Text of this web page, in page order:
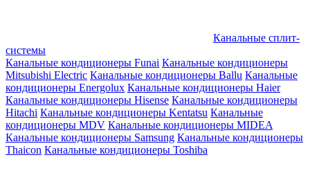
Канальные сплит-
системы
Канальные кондиционеры Funai Канальные кондиционеры
Mitsubishi Electric Канальные кондиционеры Ballu Канальные
кондиционеры Energolux Канальные кондиционеры Haier
Канальные кондиционеры Hisense Канальные кондиционеры
Hitachi Канальные кондиционеры Kentatsu Канальные
кондиционеры MDV Канальные кондиционеры MIDEA
Канальные кондиционеры Samsung Канальные кондиционеры
Thaicon Канальные кондиционеры Toshiba